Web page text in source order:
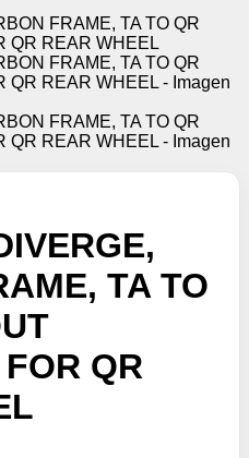
TA TO
QR